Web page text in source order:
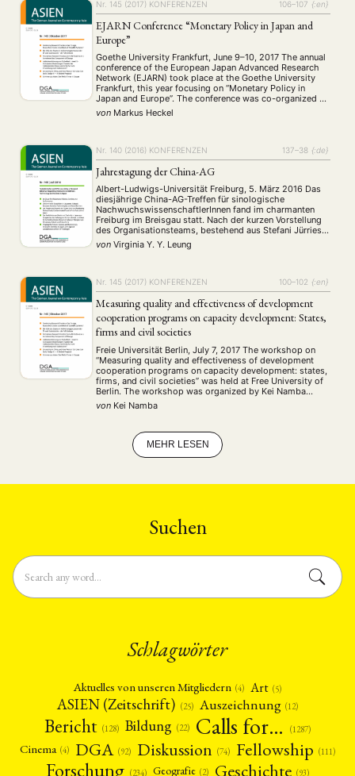
MITGLIEDSCHAFT
Aktuelles von unseren Mitgliedern (4) Art (5) ASIEN (Zeitschrift) (25)
Auszeichnung (12) Bericht (128) Bildung (22) Calls for… (1287)
Cinema (4) DGA (92) Diskussion (74) Fellowship (111) Forschung
Geografie (2) Geschichte (93) Gesellschaft (283) Globalisation (7)
Kultur (27) Kunst
Präsentation (13) Programm (5) Publikation Recht (20)
Religion (75) Sozialwissenschaften (4) Sprache
Stellenausschreibung (661) Stipendium (53) Studium (21)
Summer School (10) Symposium (32) Tagung (500) Tourismus
Umwelt (45) Veranstaltung (788) Webinar (28) Wirtschaft (199)
Workshop (126)
MITGLIEDERBEREICH KONTAKT SPENDEN SIE JETZT!
ENGLISH
Nr. 145 (2017) KONFERENZEN 106–107 {:en}
EJARN Conference “Monetary Policy in Japan and
Europe”
Goethe University Frankfurt, June 9–10, 2017 The annual
conference of the European Japan Advanced Research
Network (EJARN) took place at the Goethe University
Frankfurt, this year focusing on “Monetary Policy in
Japan and Europe”. The conference was co-organized by
Professor Dr. Cornelia Storz and Dr. Markus Heckel in
cooperation with the Interdisciplinary Center for East …
von Markus Heckel
Nr. 140 (2016) KONFERENZEN 137–38 {:de}
Jahrestagung der China-AG
Albert-Ludwigs-Universität Freiburg, 5. März 2016 Das
diesjährige China-AG-Treffen für sinologische
NachwuchswissenschaftlerInnen fand im charmanten
Freiburg im Breisgau statt. Nach der kurzen Vorstellung
des Organisationsteams, bestehend aus Stefani Jürries,
Elisabeth Schleep und Jennifer Stapornwongkul,
begrüßte uns die Freiburger Lehrstuhlinhaberin für
China-AG von ihren …
von Virginia Y. Y. Leung
Nr. 145 (2017) KONFERENZEN 100–102 {:en}
Measuring quality and effectiveness of development
cooperation programs on capacity development: States,
firms and civil societies
Freie Universität Berlin, July 7, 2017 The workshop on
“Measuring quality and effectiveness of development
cooperation programs on capacity development: states,
firms, and civil societies” was held at Free University of
Berlin. The workshop was organized by Kei Namba
(Graduate School of East Asian Studies, Free University
of Berlin) and Marco Zappa (The Institute for …
von Kei Namba
MEHR LESEN
Suchen
Schlagwörter
Aktuelles von unseren Mitgliedern (4) Art (5)
ASIEN (Zeitschrift) (25) Auszeichnung (12)
Bericht (128) Bildung (22) Calls for… (1287)
Cinema (4) DGA (92) Diskussion (74) Fellowship (111)
Forschung (234) Geografie (2) Geschichte (93)